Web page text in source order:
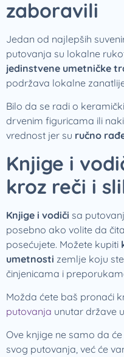
zaboravili
Jedan od najlepših
putovanja su lokalne
jedinstvene umetničke
podržava lokalne
Bilo da se radi o
drvenim figuricama ili
vrednost jer su ručno
Knjige i
kroz reči i
Knjige i vodiči sa
posebno ako volite da
posećujete. Možete kupiti
umetnosti zemlje koju
činjenicama i
Možda ćete baš pronaći
putovanja unutar države
Ove knjige ne samo da
svog putovanja, već će